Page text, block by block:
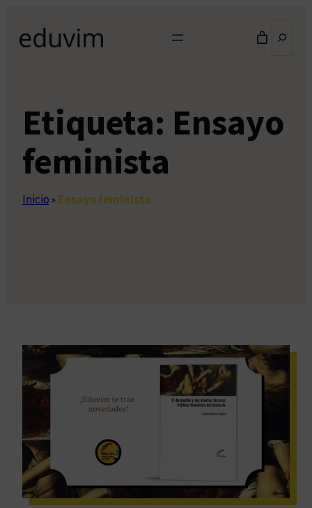
contenido
Etiqueta: Ensayo
feminista
Inicio»Ensayo feminista